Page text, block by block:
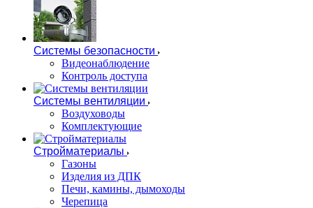
Системы безопасности
Видеонаблюдение
Контроль доступа
Системы вентиляции
Воздуховоды
Комплектующие
Стройматериалы
Газоны
Изделия из ДПК
Печи, камины, дымоходы
Черепица